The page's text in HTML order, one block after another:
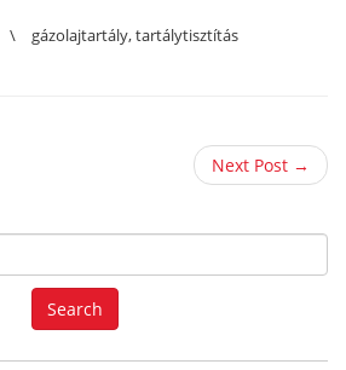
\ gázolajtartály,tartálytisztítás
Next Post →
e
a
r
Search